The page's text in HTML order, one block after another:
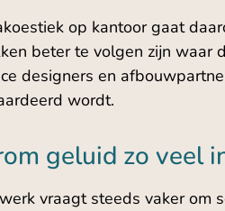
op kantoor gaat
beter te volgen zijn waar
designers en
wordt.
geluid zo veel
vraagt steeds vaker om